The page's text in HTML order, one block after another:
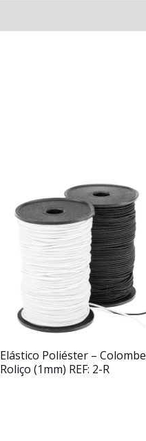
Elástico Poliéster – Colombe
Roliço (1mm) REF: 2-R